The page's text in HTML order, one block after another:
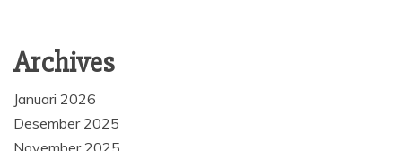
Archives
Januari 2026
Desember 2025
November 2025